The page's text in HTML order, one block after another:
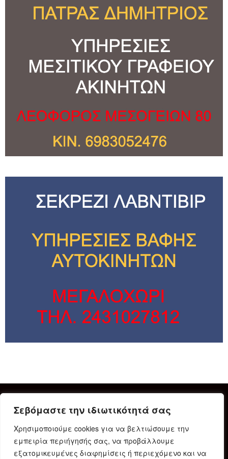
Σεβόμαστε την ιδιωτικότητά σας
Χρησιμοποιούμε cookies για να βελτιώσουμε την
εμπειρία περιήγησής σας, να προβάλλουμε
εξατομικευμένες διαφημίσεις ή περιεχόμενο και να